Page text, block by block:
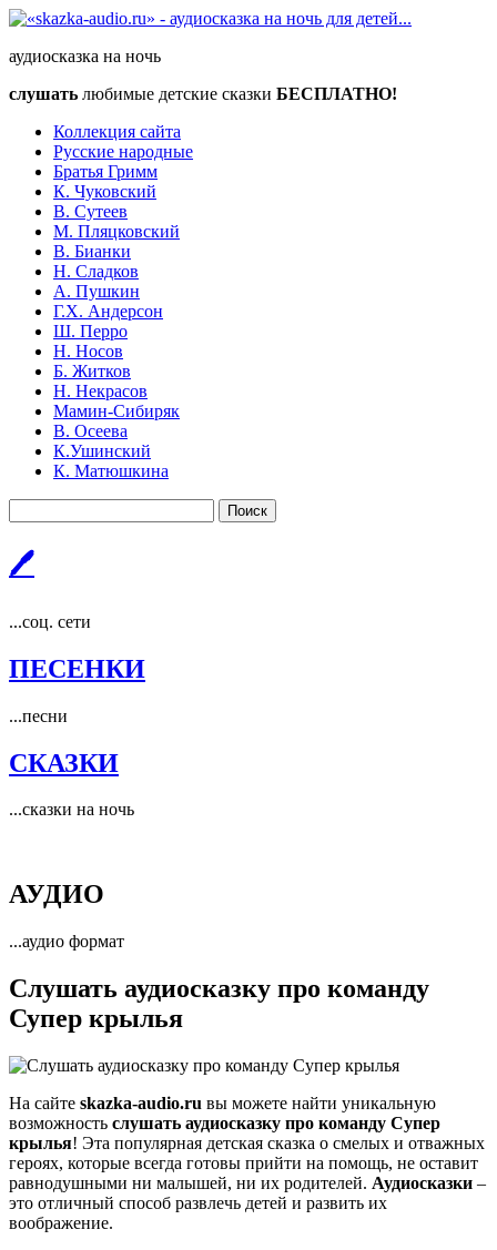
аудиосказка на ночь
слушать любимые детские сказки БЕСПЛАТНО!
Коллекция сайта
Русские народные
Братья Гримм
К. Чуковский
В. Сутеев
М. Пляцковский
В. Бианки
Н. Сладков
А. Пушкин
Г.Х. Андерсон
Ш. Перро
Н. Носов
Б. Житков
Н. Некрасов
Мамин-Сибиряк
В. Осеева
К.Ушинский
К. Матюшкина
Поиск
🖊
...соц. сети
ПЕСЕНКИ
...песни
СКАЗКИ
...сказки на ночь
АУДИО
...аудио формат
Слушать аудиосказку про команду
Супер крылья
На сайте skazka-audio.ru вы можете найти уникальную
возможность слушать аудиосказку про команду Супер
крылья! Эта популярная детская сказка о смелых и отважных
героях, которые всегда готовы прийти на помощь, не оставит
равнодушными ни малышей, ни их родителей. Аудиосказки –
это отличный способ развлечь детей и развить их
воображение.